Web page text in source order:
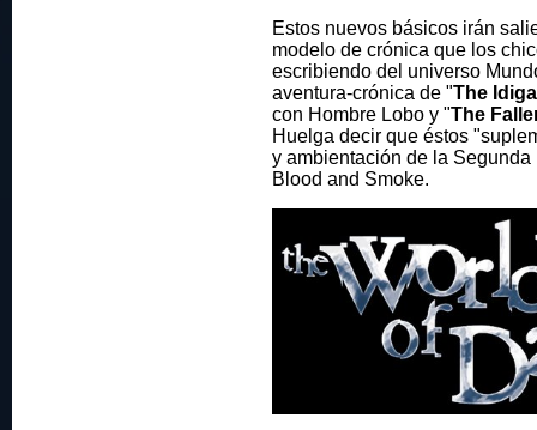
Estos nuevos básicos irán
modelo de crónica que los
escribiendo del universo
aventura-crónica de "The
con Hombre Lobo y "The
Huelga decir que éstos
y ambientación de la
Blood and Smoke.